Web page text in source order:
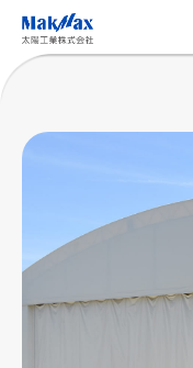
コ
ン